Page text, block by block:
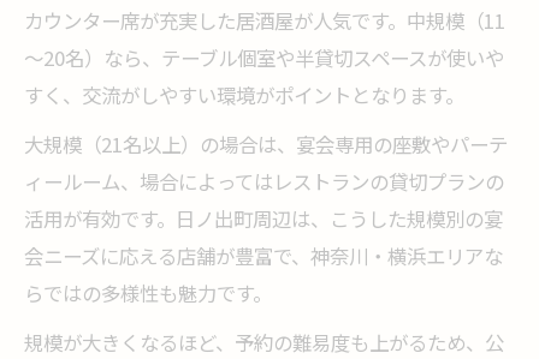
カウンター席が充実した居酒屋が人気です。中規模（11
～20名）なら、テーブル個室や半貸切スペースが使いや
すく、交流がしやすい環境がポイントとなります。
大規模（21名以上）の場合は、宴会専用の座敷やパーテ
ィールーム、場合によってはレストランの貸切プランの
活用が有効です。日ノ出町周辺は、こうした規模別の宴
会ニーズに応える店舗が豊富で、神奈川・横浜エリアな
らではの多様性も魅力です。
規模が大きくなるほど、予約の難易度も上がるため、公